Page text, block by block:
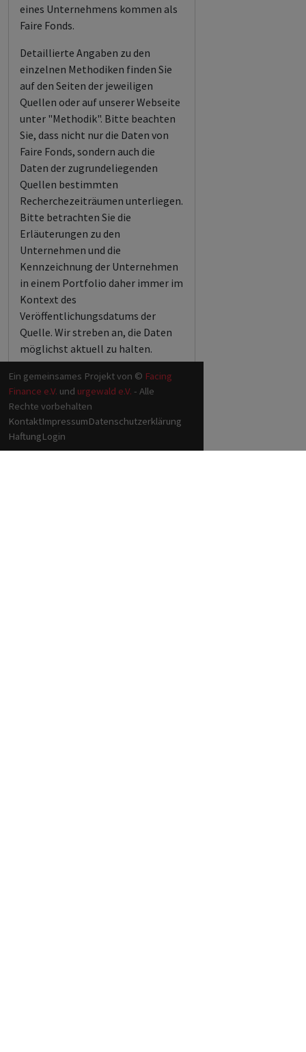
eines Unternehmens kommen als
Faire Fonds.
Detaillierte Angaben zu den
einzelnen Methodiken finden Sie
auf den Seiten der jeweiligen
Quellen oder auf unserer Webseite
unter "Methodik". Bitte beachten
Sie, dass nicht nur die Daten von
Faire Fonds, sondern auch die
Daten der zugrundeliegenden
Quellen bestimmten
Recherchezeiträumen unterliegen.
Bitte betrachten Sie die
Erläuterungen zu den
Unternehmen und die
Kennzeichnung der Unternehmen
in einem Portfolio daher immer im
Kontext des
Veröffentlichungsdatums der
Quelle. Wir streben an, die Daten
möglichst aktuell zu halten.
Ein gemeinsames Projekt von © Facing
Finance e.V. und urgewald e.V. - Alle
Rechte vorbehalten
KontaktImpressumDatenschutzerklärung
HaftungLogin